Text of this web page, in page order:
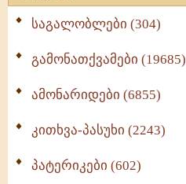
საგალობლები (304)
გამონათქვამები (19685)
ამონარიდები (6855)
კითხვა-პასუხი (2243)
პატერიკები (602)